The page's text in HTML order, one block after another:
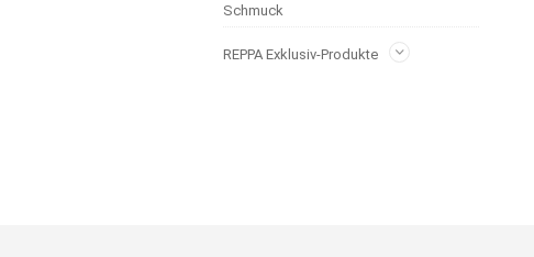
Schmuck
REPPA Exklusiv-Produkte